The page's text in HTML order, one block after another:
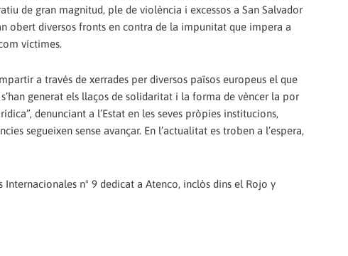
de gran magnitud, ple de violència i excessos a San Salvador
obert diversos fronts en contra de la impunitat que impera a
víctimes.
a través de xerrades per diversos països europeus el que
generat els llaços de solidaritat i la forma de vèncer la por
denunciant a l’Estat en les seves pròpies institucions,
segueixen sense avançar. En l’actualitat es troben a l’espera,
nº 9 dedicat a Atenco, inclòs dins el Rojo y